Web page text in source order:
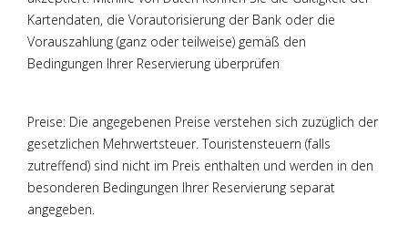
Kartendaten, die Vorautorisierung der Bank oder die
Vorauszahlung (ganz oder teilweise) gemäß den
Bedingungen Ihrer Reservierung überprüfen
Preise: Die angegebenen Preise verstehen sich zuzüglich der
gesetzlichen Mehrwertsteuer. Touristensteuern (falls
zutreffend) sind nicht im Preis enthalten und werden in den
besonderen Bedingungen Ihrer Reservierung separat
angegeben.